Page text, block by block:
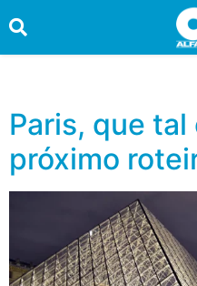
QUEM
Paris, que
próximo